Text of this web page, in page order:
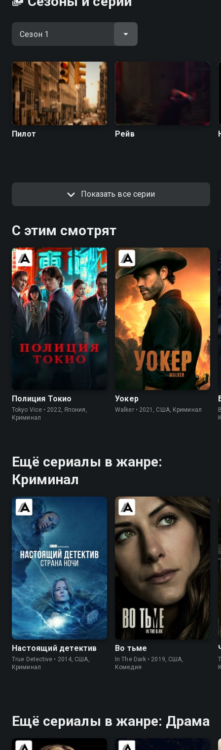
Пилот Рейв
Показать все серии
С этим смотрят
Полиция Токио
Tokyo Vice • 2022, Япония,
Криминал
6.2
Уокер
Walker • 2021, США, Криминал
Ещё сериалы в жанре:
Криминал
8.7 9.0
Настоящий детектив
True Detective • 2014, США,
Криминал
7.4 7.5
Во тьме
In The Dark • 2019, США,
Комедия
Ещё сериалы в жанре: Драма